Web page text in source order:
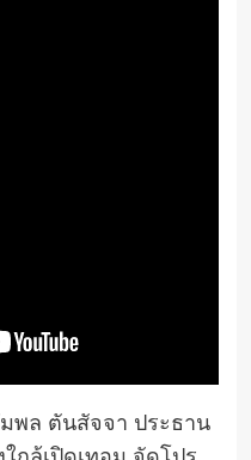
พล ตันสัจจา ประธาน